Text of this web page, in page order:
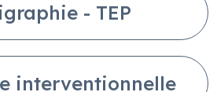
- TEP
interventionnelle